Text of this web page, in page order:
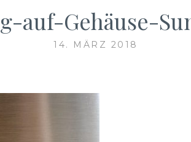
auf-Gehäuse-
14. MÄRZ 2018